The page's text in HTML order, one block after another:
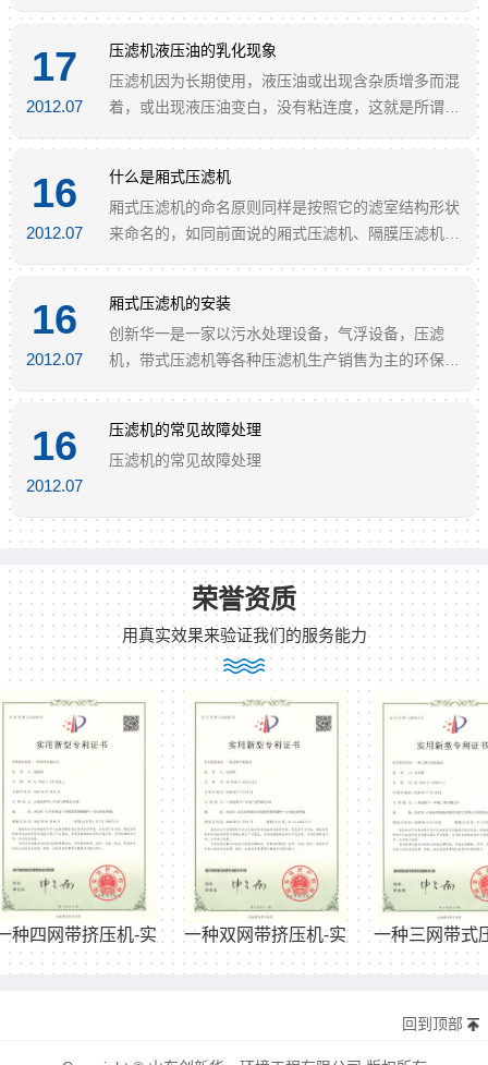
17
2012.07
压滤机液压油的乳化现象
压滤机因为长期使用，液压油或出现含杂质增多而混
着，或出现液压油变白，没有粘连度，这就是所谓的
我们在使用或储存液压油中进入了水。
16
2012.07
什么是厢式压滤机
厢式压滤机的命名原则同样是按照它的滤室结构形状
来命名的，如同前面说的厢式压滤机、隔膜压滤机的
16
2012.07
厢式压滤机的安装
创新华一是一家以污水处理设备，气浮设备，压滤
机，带式压滤机等各种压滤机生产销售为主的环保机
16
2012.07
压滤机的常见故障处理
压滤机的常见故障处理
荣誉资质
用真实效果来验证我们的服务能力
挤压机-实用新型一种双网带挤压机-实用新型一种三网带式压滤机-
回到顶部